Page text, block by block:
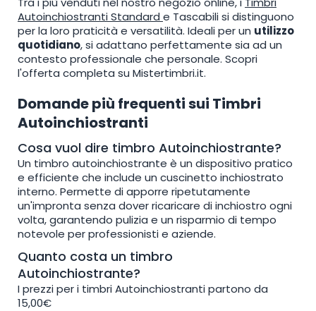
Autoinchiostranti Standard e Tascabili si distinguono
per la loro praticità e versatilità. Ideali per un utilizzo
quotidiano, si adattano perfettamente sia ad un
contesto professionale che personale. Scopri
l'offerta completa su Mistertimbri.it.
Domande più frequenti sui Timbri
Autoinchiostranti
Cosa vuol dire timbro Autoinchiostrante?
Un timbro autoinchiostrante è un dispositivo pratico
e efficiente che include un cuscinetto inchiostrato
interno. Permette di apporre ripetutamente
un'impronta senza dover ricaricare di inchiostro ogni
volta, garantendo pulizia e un risparmio di tempo
notevole per professionisti e aziende.
Quanto costa un timbro
Autoinchiostrante?
I prezzi per i timbri Autoinchiostranti partono da
15,00€